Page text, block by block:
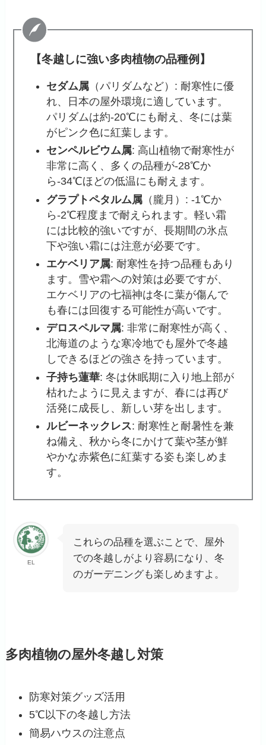
【冬越しに強い多肉植物の品種例】
セダム属 （パリダムなど）: 耐寒性に優
れ、日本の屋外環境に適しています。
パリダムは約-20℃にも耐え、冬には葉
がピンク色に紅葉します。
センペルビウム属: 高山植物で耐寒性が
非常に高く、多くの品種が-28℃か
ら-34℃ほどの低温にも耐えます。
グラプトペタルム属 （朧月）: -1℃か
ら-2℃程度まで耐えられます。軽い霜
には比較的強いですが、長期間の氷点
下や強い霜には注意が必要です。
エケベリア属: 耐寒性を持つ品種もあり
ます。雪や霜への対策は必要ですが、
エケベリアの七福神は冬に葉が傷んで
も春には回復する可能性が高いです。
デロスペルマ属: 非常に耐寒性が高く、
北海道のような寒冷地でも屋外で冬越
しできるほどの強さを持っています。
子持ち蓮華: 冬は休眠期に入り地上部が
枯れたように見えますが、春には再び
活発に成長し、新しい芽を出します。
ルビーネックレス: 耐寒性と耐暑性を兼
ね備え、秋から冬にかけて葉や茎が鮮
やかな赤紫色に紅葉する姿も楽しめま
す。
EL
これらの品種を選ぶことで、屋外
での冬越しがより容易になり、冬
のガーデニングも楽しめますよ。
多肉植物の屋外冬越し対策
防寒対策グッズ活用
5℃以下の冬越し方法
簡易ハウスの注意点